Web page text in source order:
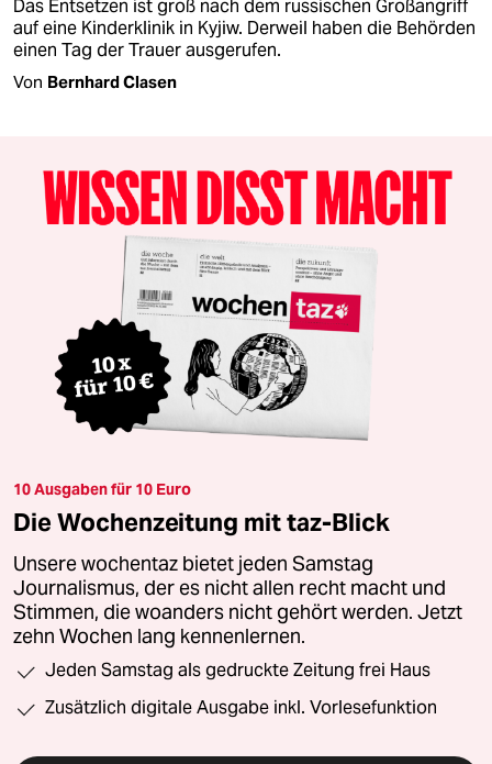
Das Entsetzen ist groß nach dem russischen Großangriff
auf eine Kinderklinik in Kyjiw. Derweil haben die Behörden
einen Tag der Trauer ausgerufen.
Von Bernhard Clasen
10 Ausgaben für 10 Euro
Die Wochenzeitung mit taz-Blick
Unsere wochentaz bietet jeden Samstag
Journalismus, der es nicht allen recht macht und
Stimmen, die woanders nicht gehört werden. Jetzt
zehn Wochen lang kennenlernen.
Jeden Samstag als gedruckte Zeitung frei Haus
Zusätzlich digitale Ausgabe inkl. Vorlesefunktion